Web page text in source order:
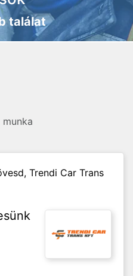
találat
Trendi Car Trans